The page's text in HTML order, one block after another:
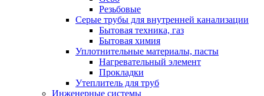
Резьбовые
Серые трубы для внутренней канализации
Бытовая техника, газ
Бытовая химия
Уплотнительные материалы, пасты
Нагревательный элемент
Прокладки
Утеплитель для труб
Инженерные системы